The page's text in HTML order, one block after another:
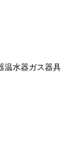
温水器ガス器具